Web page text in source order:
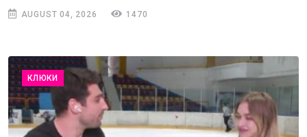
AUGUST 04, 2026 1470
КЛЮКИ